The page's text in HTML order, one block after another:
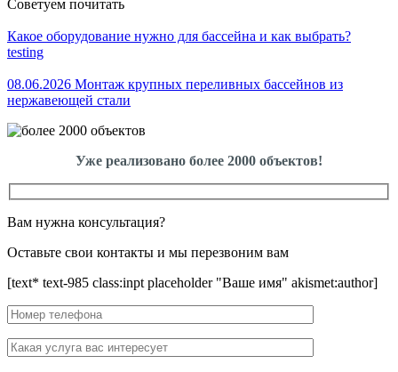
Советуем почитать
Какое оборудование нужно для бассейна и как выбрать?
testing
08.06.2026 Монтаж крупных переливных бассейнов из
нержавеющей стали
Уже реализовано более 2000 объектов!
Вам нужна консультация?
Оставьте свои контакты и мы перезвоним вам
[text* text-985 class:inpt placeholder "Ваше имя" akismet:author]